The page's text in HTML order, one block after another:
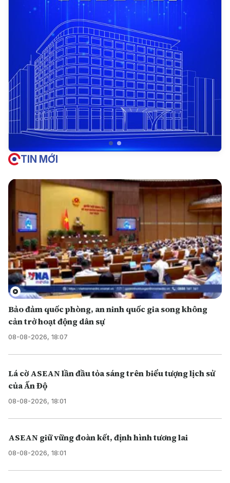
TIN MỚI
Bảo đảm quốc phòng, an ninh quốc gia song không
cản trở hoạt động dân sự
08-08-2026, 18:07
Lá cờ ASEAN lần đầu tỏa sáng trên biểu tượng lịch sử
của Ấn Độ
08-08-2026, 18:01
ASEAN giữ vững đoàn kết, định hình tương lai
08-08-2026, 18:01